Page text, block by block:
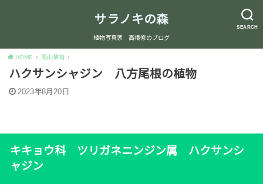
SEARCH
サラノキの森
植物写真家 高橋修のブログ
HOME 高山植物
ハクサンシャジン 八方尾根の植物
2023年8月20日
キキョウ科 ツリガネニンジン属 ハクサンシ
ャジン